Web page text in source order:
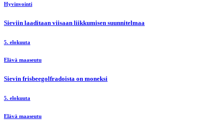
Hyvinvointi
Sieviin laaditaan viisaan liikkumisen suunnitelmaa
5. elokuuta
Elävä maaseutu
Sievin frisbeegolfradoista on moneksi
5. elokuuta
Elävä maaseutu